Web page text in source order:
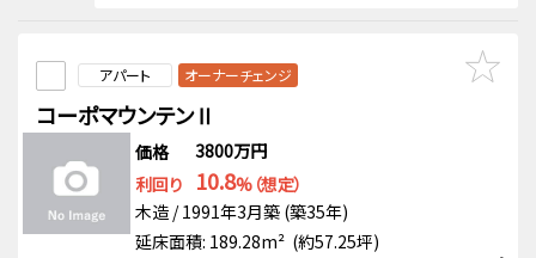
アパート オーナーチェンジ
コーポマウンテンⅡ
価格
3800万円
利回り
10.8%（想定）
木造 / 1991年3月築 (築35年)
延床面積: 189.28m² (約57.25坪)